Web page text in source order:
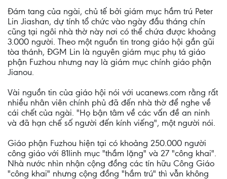
Đám tang của ngài, chủ tế bởi giám mục hầm trú Peter
Lin Jiashan, dự tính tổ chức vào ngày đầu tháng chín
cũng tại ngôi nhà thờ này nơi có thể chứa được khoảng
3.000 người. Theo một nguồn tin trong giáo hội gần gũi
tòa thánh, ĐGM Lin là nguyên giám mục phụ tá giáo
phận Fuzhou nhưng nay là giám mục chính giáo phận
Jianou.
Vài nguồn tin của giáo hội nói với ucanews.com rằng rất
nhiều nhân viên chính phủ đã đến nhà thờ để nghe về
cái chết của ngài. "Họ bận tâm về các vấn đề an ninh
và đã hạn chế số người đến kính viếng", một người nói.
Giáo phận Fuzhou hiện tại có khoảng 250.000 người
công giáo với 81linh mục "thầm lặng" và 27 "công khai".
Nhà nước nhìn nhận cộng đồng các tín hữu Công Giáo
"công khai" nhưng cộng đồng "hầm trú" thì vẫn không